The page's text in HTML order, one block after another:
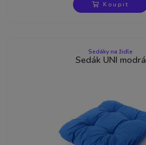
Koupit
Sedáky na židle
Sedák UNI modrá